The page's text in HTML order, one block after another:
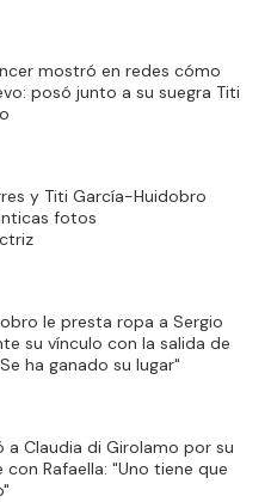
mostró en redes cómo
posó junto a su suegra Titi
y Titi García-Huidobro
fotos
le presta ropa a Sergio
su vínculo con la salida de
ha ganado su lugar"
a Claudia di Girolamo por su
Rafaella: "Uno tiene que